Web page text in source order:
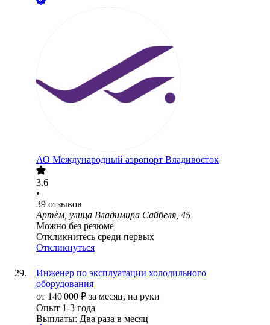
АО Международный аэропорт Владивосток
3.6
•
39 отзывов
Артём, улица Владимира Сайбеля, 45
Можно без резюме
Откликнитесь среди первых
Откликнуться
Инженер по эксплуатации холодильного
оборудования
от 140 000 ₽ за месяц, на руки
Опыт 1-3 года
Выплаты: Два раза в месяц